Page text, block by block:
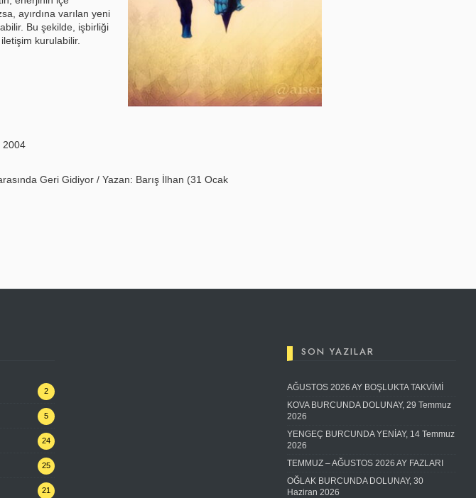
ayırdına varılan yeni
Bu şekilde, işbirliği
kurulabilir.
2004
Geri Gidiyor / Yazan: Barış İlhan (31 Ocak
2
5
24
25
21
SON YAZILAR
AĞUSTOS 2026 AY BOŞLUKTA TAKVİMİ
KOVA BURCUNDA DOLUNAY, 29 Temmuz
2026
YENGEÇ BURCUNDA YENİAY, 14 Temmuz
2026
TEMMUZ – AĞUSTOS 2026 AY FAZLARI
OĞLAK BURCUNDA DOLUNAY, 30
Haziran 2026